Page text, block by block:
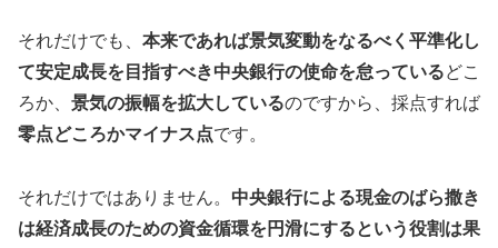
それだけでも、 本来であれば景気変動をなるべく平準化し
て安定成長を目指すべき中央銀行の使命を怠っているどこ
ろか、 景気の振幅を拡大しているのですから、採点すれば
零点どころかマイナス点です。
それだけではありません。 中央銀行による現金のばら撒き
は経済成長のための資金循環を円滑にするという役割は果